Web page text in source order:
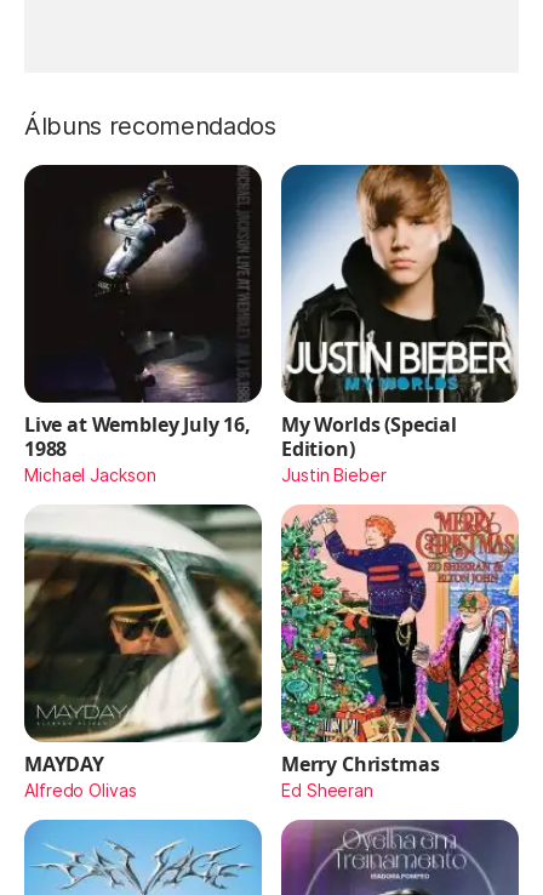
Álbuns recomendados
Live at Wembley July 16,
1988
Michael Jackson
My Worlds (Special
Edition)
Justin Bieber
MAYDAY
Alfredo Olivas
Merry Christmas
Ed Sheeran